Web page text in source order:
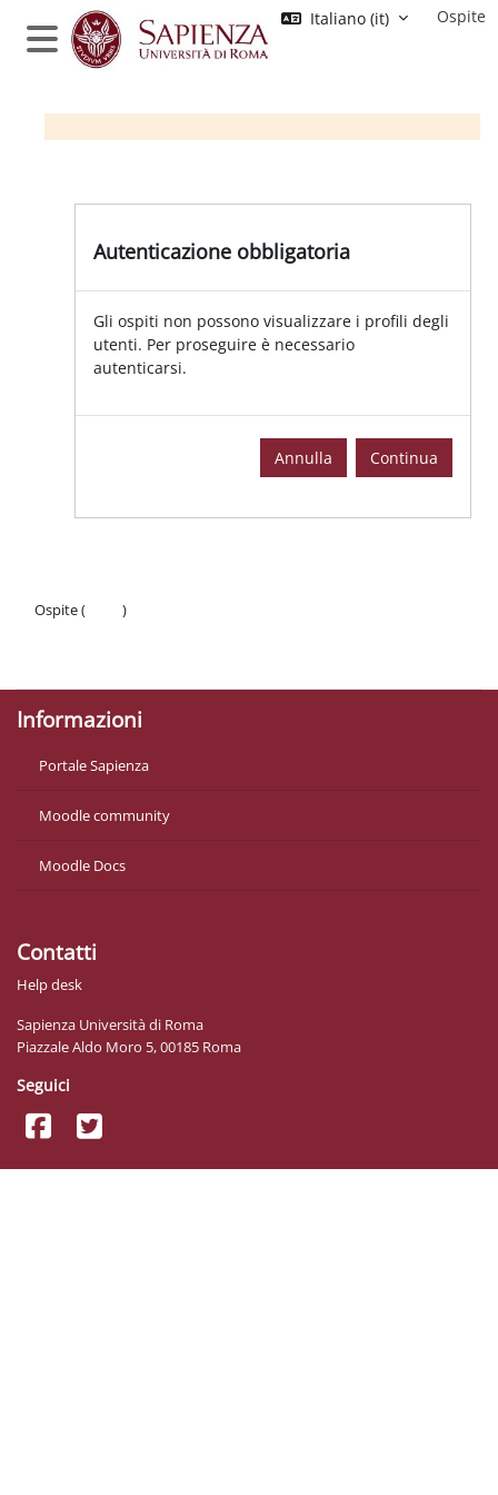
Vai al contenuto principale
Pannello laterale
Italiano ‎(it)‎ Ospite
Autenticazione obbligatoria
Gli ospiti non possono visualizzare i profili degli
utenti. Per proseguire è necessario
autenticarsi.
Annulla Continua
Ospite (
)
Informazioni
Portale Sapienza
Moodle community
Moodle Docs
Contatti
Help desk
Sapienza Università di Roma
Piazzale Aldo Moro 5, 00185 Roma
Seguici